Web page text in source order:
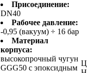
Присоединение:
DN40
Рабочее давление:
-0,95 (вакуум) ÷ 16 бар
Материал
корпуса:
высокопрочный чугун
GGG50 с эпоксидным